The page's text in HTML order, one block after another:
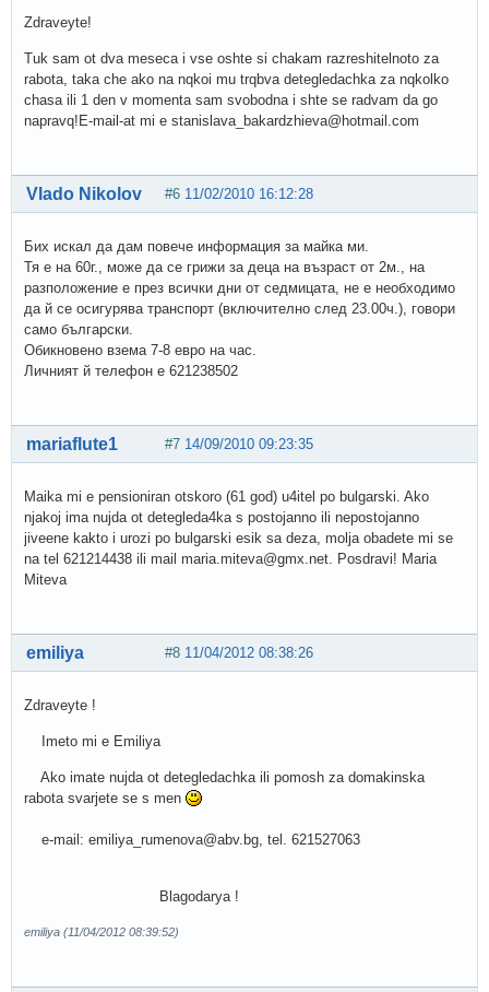
Zdraveyte!
Tuk sam ot dva meseca i vse oshte si chakam razreshitelnoto za
rabota, taka che ako na nqkoi mu trqbva detegledachka za nqkolko
chasa ili 1 den v momenta sam svobodna i shte se radvam da go
napravq!E-mail-at mi e stanislava_bakardzhieva@hotmail.com
#6 11/02/2010 16:12:28
Vlado Nikolov
Бих искал да дам повече информация за майка ми.
Тя е на 60г., може да се грижи за деца на възраст от 2м., на
разположение е през всички дни от седмицата, не е необходимо
да й се осигурява транспорт (включително след 23.00ч.), говори
само български.
Обикновено взема 7-8 евро на час.
Личният й телефон е 621238502
#7 14/09/2010 09:23:35
mariaflute1
Maika mi e pensioniran otskoro (61 god) u4itel po bulgarski. Ako
njakoj ima nujda ot detegleda4ka s postojanno ili nepostojanno
jiveene kakto i urozi po bulgarski esik sa deza, molja obadete mi se
na tel 621214438 ili mail maria.miteva@gmx.net. Posdravi! Maria
Miteva
#8 11/04/2012 08:38:26
emiliya
Zdraveyte !
Imeto mi e Emiliya
Ako imate nujda ot detegledachka ili pomosh za domakinska
rabota svarjete se s men
e-mail: emiliya_rumenova@abv.bg, tel. 621527063
Blagodarya !
emiliya (11/04/2012 08:39:52)